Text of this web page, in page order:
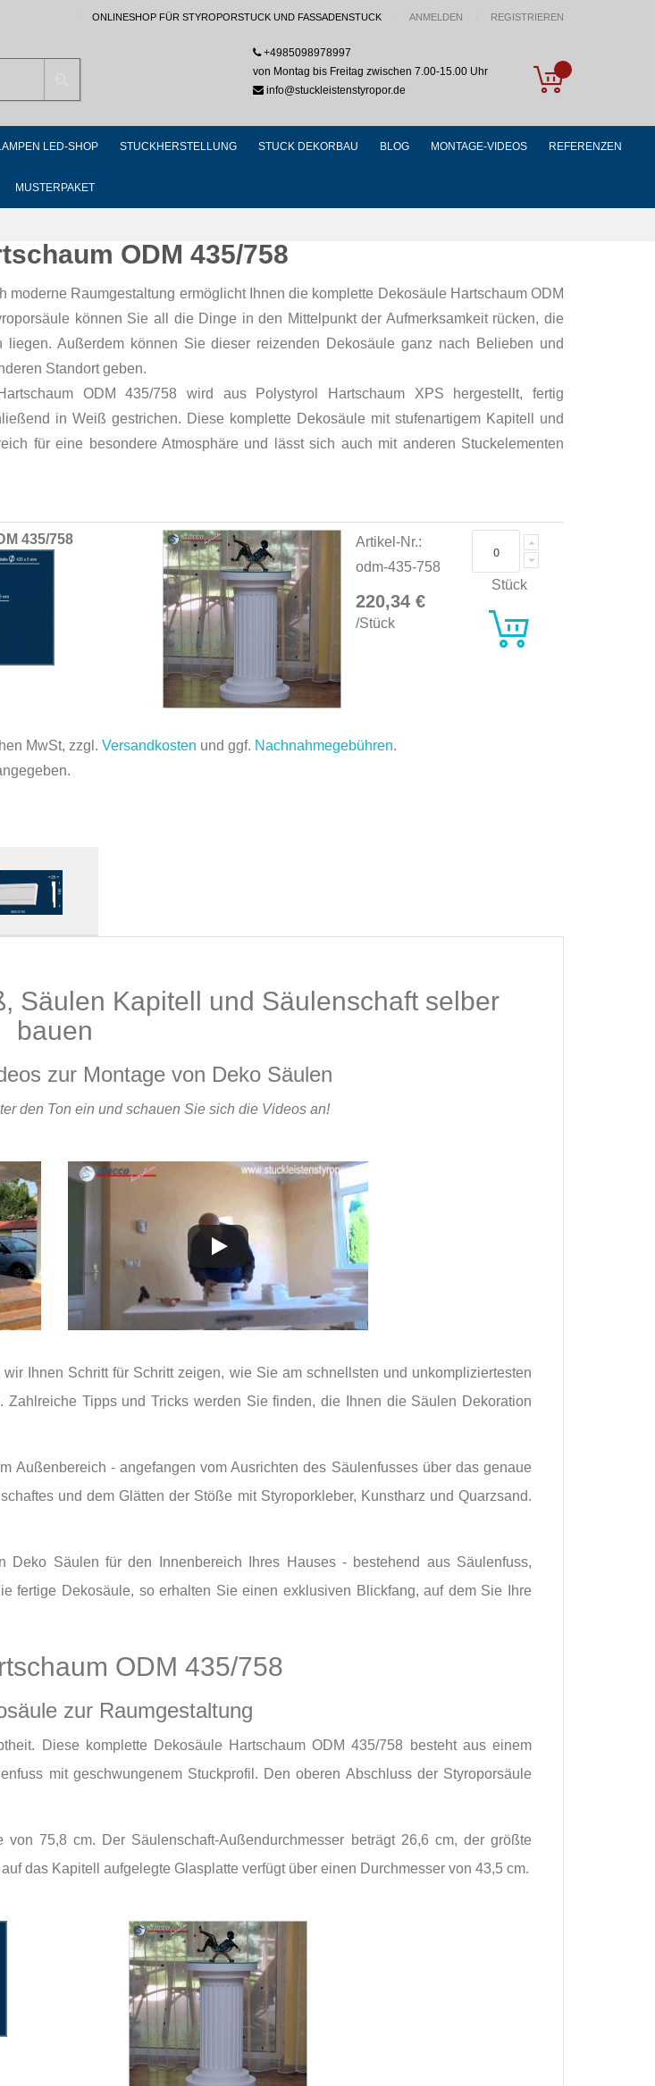
ONLINESHOP FÜR STYROPORSTUCK UND FASSADENSTUCK ANMELDEN REGISTRIEREN
My Cart
+4985098978997
von Montag bis Freitag zwischen 7.00-15.00 Uhr
info@stuckleistenstyropor.de
LED-SHOP STUCKHERSTELLUNG STUCK DEKORBAU BLOG MONTAGE-VIDEOS REFERENZEN
MUSTERPAKET
ODM 435/758
moderne Raumgestaltung ermöglicht Ihnen die komplette Dekosäule Hartschaum ODM
können Sie all die Dinge in den Mittelpunkt der Aufmerksamkeit rücken, die
liegen. Außerdem können Sie dieser reizenden Dekosäule ganz nach Belieben und
Standort geben.
ODM 435/758 wird aus Polystyrol Hartschaum XPS hergestellt, fertig
in Weiß gestrichen. Diese komplette Dekosäule mit stufenartigem Kapitell und
für eine besondere Atmosphäre und lässt sich auch mit anderen Stuckelementen
435/758
Artikel-Nr.:
odm-435-758
220,34 €
/Stück
Stück
MwSt, zzgl.Versandkosten und ggf. Nachnahmegebühren.
Säulen Kapitell und Säulenschaft selber
bauen
zur Montage von Deko Säulen
den Ton ein und schauen Sie sich die Videos an!
Ihnen Schritt für Schritt zeigen, wie Sie am schnellsten und unkompliziertesten
Tipps und Tricks werden Sie finden, die Ihnen die Säulen Dekoration
Außenbereich - angefangen vom Ausrichten des Säulenfusses über das genaue
und dem Glätten der Stöße mit Styroporkleber, Kunstharz und Quarzsand.
Säulen für den Innenbereich Ihres Hauses - bestehend aus Säulenfuss,
fertige Dekosäule, so erhalten Sie einen exklusiven Blickfang, auf dem Sie Ihre
ODM 435/758
zur Raumgestaltung
Diese komplette Dekosäule Hartschaum ODM 435/758 besteht aus einem
mit geschwungenem Stuckprofil. Den oberen Abschluss der Styroporsäule
75,8 cm. Der Säulenschaft-Außendurchmesser beträgt 26,6 cm, der größte
das Kapitell aufgelegte Glasplatte verfügt über einen Durchmesser von 43,5 cm.